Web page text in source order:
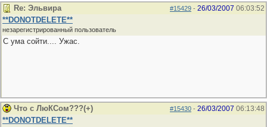
#15429 - 26/03/2007 06:03:52
Re: Эльвира
**DONOTDELETE**
незарегистрированный пользователь
С ума сойти.... Ужас.
#15430 - 26/03/2007 06:13:48
Что с ЛюКСом???(+)
**DONOTDELETE**